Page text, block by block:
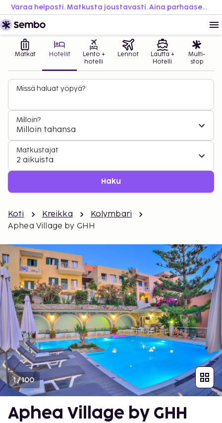
Varaa helposti. Matkusta joustavasti. Aina parhaaseen hintaan.
Matkat Hotellit
Lento +
hotelli
Lennot
Lautta +
Hotelli
Multi-
stop
Missä haluat yöpyä?
Milloin?
Milloin tahansa
Matkustajat
2 aikuista
Haku
Koti Kreikka
Kolymbari
Aphea Village by GHH
1/100
Aphea Village by GHH